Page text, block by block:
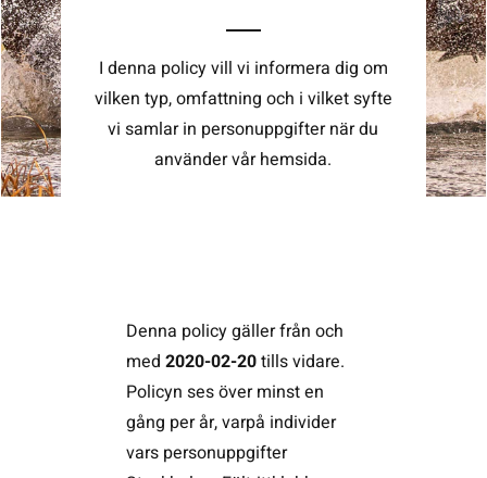
Kontakta SFK
Profilprodukter
Arkiv
I denna policy vill vi informera dig om
vilken typ, omfattning och i vilket syfte
vi samlar in personuppgifter när du
använder vår hemsida.
Denna policy gäller från och
med 2020-02-20tills vidare.
Policyn ses över minst en
gång per år, varpå individer
vars personuppgifter